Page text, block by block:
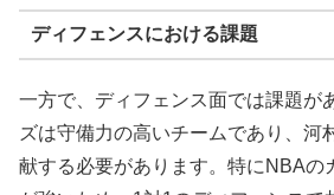
ディフェンスにおける課題
一方で、ディフェンス面では課題が
ズは守備力の高いチームであり、河
献する必要があります。特にNBAの